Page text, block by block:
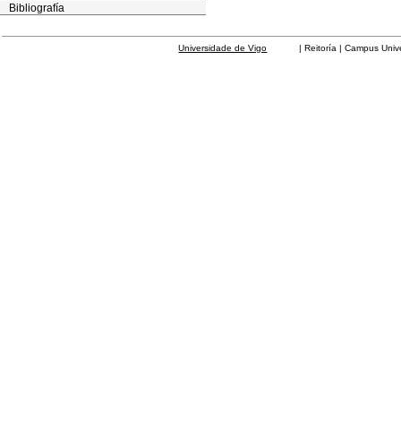
Bibliografía
Universidade de Vigo | Reitoría | Campus